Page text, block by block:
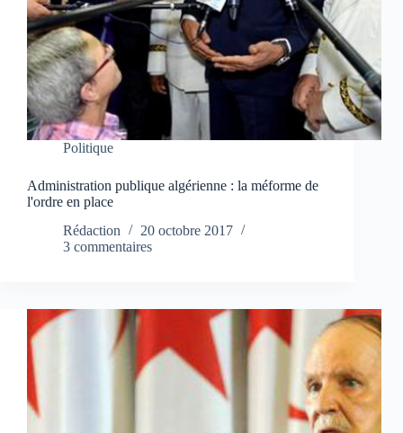
Politique
Administration publique algérienne : la méforme de
l'ordre en place
Rédaction
20 octobre 2017
3 commentaires